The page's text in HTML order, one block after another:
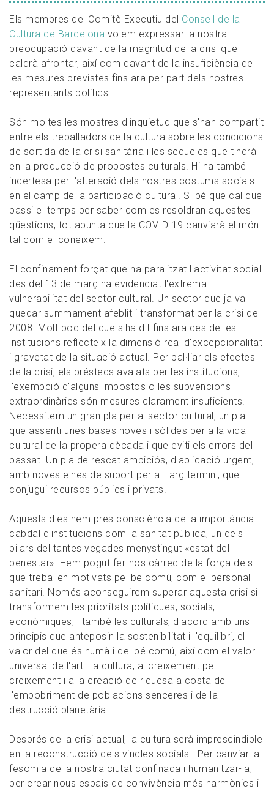
Els membres del Comitè Executiu del Consell de la
Cultura de Barcelona volem expressar la nostra
preocupació davant de la magnitud de la crisi que
caldrà afrontar, així com davant de la insuficiència de
les mesures previstes fins ara per part dels nostres
representants polítics.
Són moltes les mostres d'inquietud que s'han compartit
entre els treballadors de la cultura sobre les condicions
de sortida de la crisi sanitària i les seqüeles que tindrà
en la producció de propostes culturals. Hi ha també
incertesa per l'alteració dels nostres costums socials
en el camp de la participació cultural. Si bé que cal que
passi el temps per saber com es resoldran aquestes
qüestions, tot apunta que la COVID-19 canviarà el món
tal com el coneixem.
El confinament forçat que ha paralitzat l'activitat social
des del 13 de març ha evidenciat l'extrema
vulnerabilitat del sector cultural. Un sector que ja va
quedar summament afeblit i transformat per la crisi del
2008. Molt poc del que s'ha dit fins ara des de les
institucions reflecteix la dimensió real d'excepcionalitat
i gravetat de la situació actual. Per pal·liar els efectes
de la crisi, els préstecs avalats per les institucions,
l'exempció d'alguns impostos o les subvencions
extraordinàries són mesures clarament insuficients.
Necessitem un gran pla per al sector cultural, un pla
que assenti unes bases noves i sòlides per a la vida
cultural de la propera dècada i que eviti els errors del
passat. Un pla de rescat ambiciós, d'aplicació urgent,
amb noves eines de suport per al llarg termini, que
conjugui recursos públics i privats.
Aquests dies hem pres consciència de la importància
cabdal d'institucions com la sanitat pública, un dels
pilars del tantes vegades menystingut «estat del
benestar». Hem pogut fer-nos càrrec de la força dels
que treballen motivats pel be comú, com el personal
sanitari. Només aconseguirem superar aquesta crisi si
transformem les prioritats polítiques, socials,
econòmiques, i també les culturals, d'acord amb uns
principis que anteposin la sostenibilitat i l'equilibri, el
valor del que és humà i del bé comú, així com el valor
universal de l'art i la cultura, al creixement pel
creixement i a la creació de riquesa a costa de
l'empobriment de poblacions senceres i de la
destrucció planetària.
Després de la crisi actual, la cultura serà imprescindible
en la reconstrucció dels vincles socials. Per canviar la
fesomia de la nostra ciutat confinada i humanitzar-la,
per crear nous espais de convivència més harmònics i